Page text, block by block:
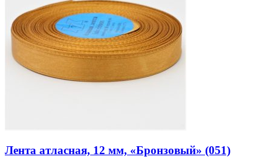
Лента атласная, 12 мм, «Бронзовый» (051)